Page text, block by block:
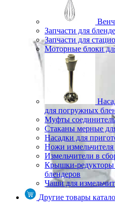
Запчасти для
Запчасти для
Моторные блоки
для погружных
Муфты
Стаканы мерные
Насадки для
Ножи измельчителя
Измельчители в
Крышки-редукторы
блендеров
Чаши для
Другие товары